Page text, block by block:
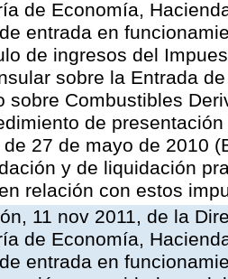
de Economía,
entrada en
de ingresos del
sobre la Entrada
sobre Combustibles
de
de 27 de mayo de 2010
y de liquidación
relación con estos
11 nov 2011, de la
de Economía,
entrada en